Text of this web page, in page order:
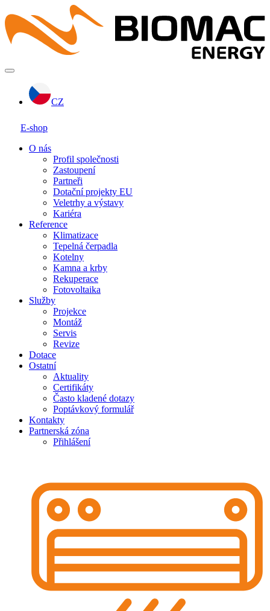
CZ
E-shop
O nás
Profil společnosti
Zastoupení
Partneři
Dotační projekty EU
Veletrhy a výstavy
Kariéra
Reference
Klimatizace
Tepelná čerpadla
Kotelny
Kamna a krby
Rekuperace
Fotovoltaika
Služby
Projekce
Montáž
Servis
Revize
Dotace
Ostatní
Aktuality
Certifikáty
Často kladené dotazy
Poptávkový formulář
Kontakty
Partnerská zóna
Přihlášení